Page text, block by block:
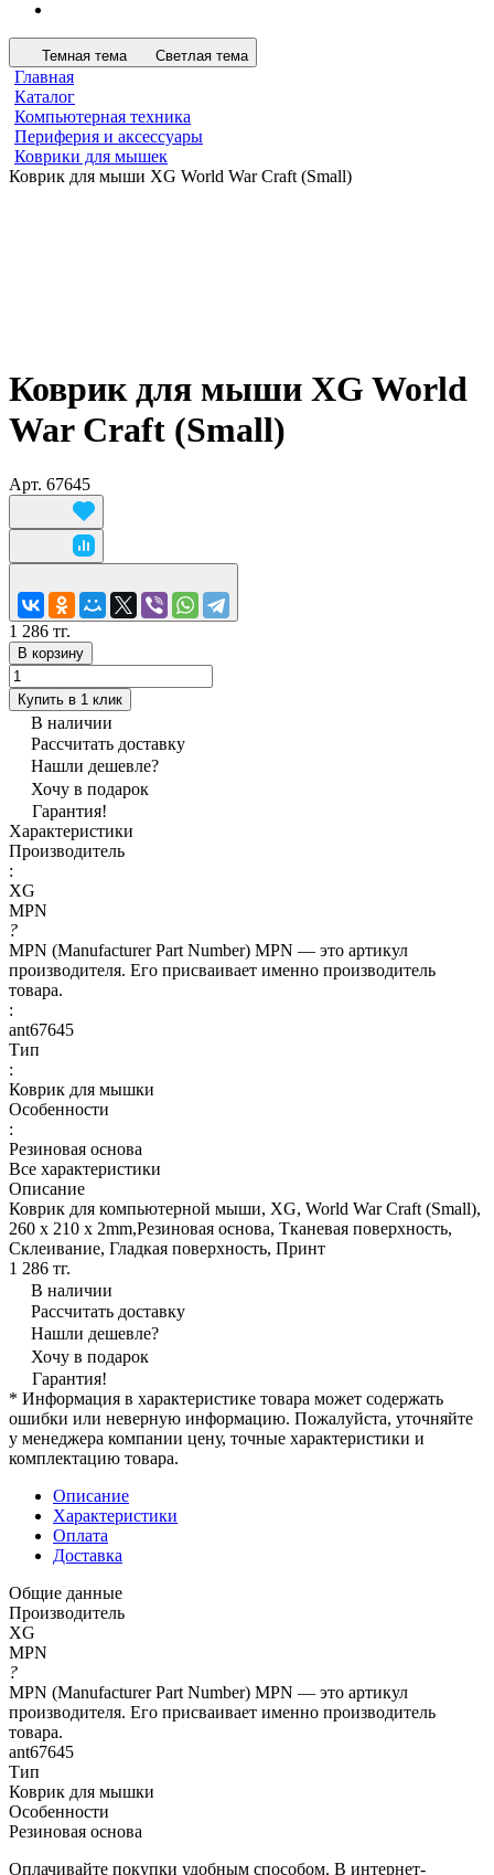
Темная тема Светлая тема
Главная
Каталог
Компьютерная техника
Периферия и аксессуары
Коврики для мышек
Коврик для мыши XG World War Craft (Small)
Коврик для мыши XG World
War Craft (Small)
Арт. 67645
1 286 тг.
В корзину
Купить в 1 клик
В наличии
Рассчитать доставку
Нашли дешевле?
Хочу в подарок
Гарантия!
Характеристики
Производитель
:
XG
MPN
?
MPN (Manufacturer Part Number) MPN — это артикул
производителя. Его присваивает именно производитель
товара.
:
ant67645
Тип
:
Коврик для мышки
Особенности
:
Резиновая основа
Все характеристики
Описание
Коврик для компьютерной мыши, XG, World War Craft (Small),
260 x 210 x 2mm,Резиновая основа, Тканевая поверхность,
Склеивание, Гладкая поверхность, Принт
1 286 тг.
В наличии
Рассчитать доставку
Нашли дешевле?
Хочу в подарок
Гарантия!
* Информация в характеристике товара может содержать
ошибки или неверную информацию. Пожалуйста, уточняйте
у менеджера компании цену, точные характеристики и
комплектацию товара.
Описание
Характеристики
Оплата
Доставка
Общие данные
Производитель
XG
MPN
?
MPN (Manufacturer Part Number) MPN — это артикул
производителя. Его присваивает именно производитель
товара.
ant67645
Тип
Коврик для мышки
Особенности
Резиновая основа
Оплачивайте покупки удобным способом. В интернет-